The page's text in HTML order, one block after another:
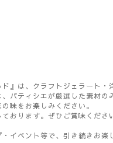
ド』は、クラフトジェラート・
パティシエが厳選した素材の
味をお楽しみください。
おります。ぜひご賞味くださ
イベント等で、引き続きお楽